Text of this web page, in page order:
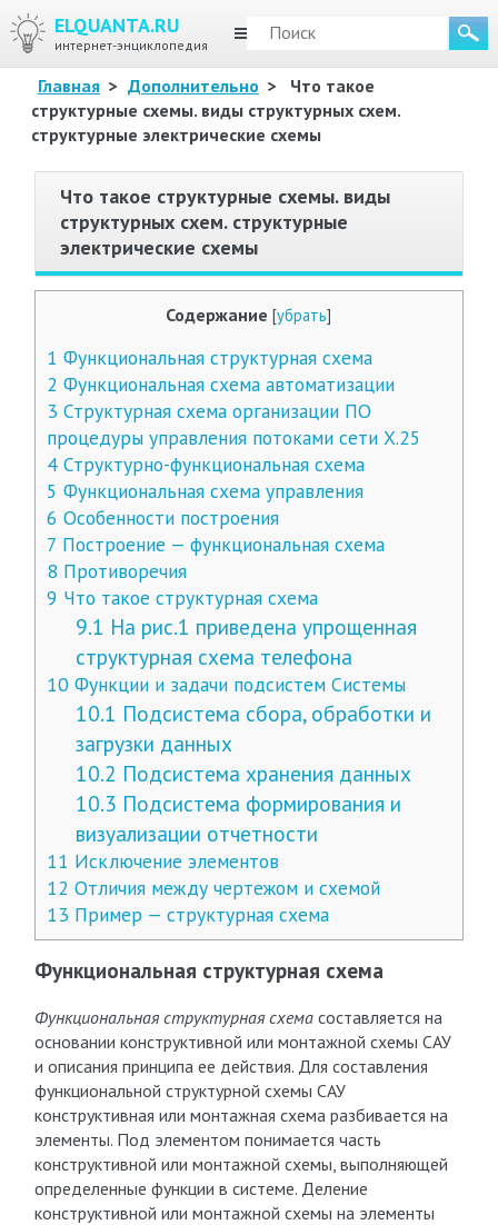
ELQUANTA.RU
интернет-энциклопедия
МЕНЮ
Главная > Дополнительно >
Что такое
структурные схемы. виды структурных схем.
структурные электрические схемы
Что такое структурные схемы. виды
структурных схем. структурные
электрические схемы
Содержание [убрать]
1 Функциональная структурная схема
2 Функциональная схема автоматизации
3 Структурная схема организации ПО
процедуры управления потоками сети Х.25
4Структурно-функциональная схема
5 Функциональная схема управления
6 Особенности построения
7 Построение — функциональная схема
8 Противоречия
9 Что такое структурная схема
9.1 На рис.1 приведена упрощенная
структурная схема телефона
10Функции и задачи подсистем Системы
10.1 Подсистема сбора, обработки и
загрузки данных
10.2 Подсистема хранения данных
10.3 Подсистема формирования и
визуализации отчетности
11 Исключение элементов
12 Отличия между чертежом и схемой
13 Пример — структурная схема
Функциональная структурная схема
Функциональная структурная схемасоставляется на
основании конструктивной или монтажной схемы САУ
и описания принципа ее действия. Для составления
функциональной структурной схемы САУ
конструктивная или монтажная схема разбивается на
элементы. Под элементом понимается часть
конструктивной или монтажной схемы, выполняющей
определенные функции в системе. Деление
конструктивной или монтажной схемы на элементы